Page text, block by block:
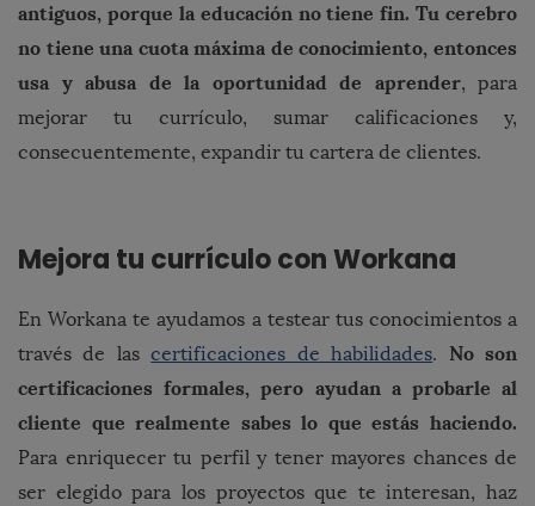
antiguos, porque la educación no tiene fin. Tu cerebro
no tiene una cuota máxima de conocimiento, entonces
usa y abusa de la oportunidad de aprender, para
mejorar tu currículo, sumar calificaciones y,
consecuentemente, expandir tu cartera de clientes.
Mejora tu currículo con Workana
En Workana te ayudamos a testear tus conocimientos a
través de lascertificaciones de habilidades. No son
certificaciones formales, pero ayudan a probarle al
cliente que realmente sabes lo que estás haciendo.
Para enriquecer tu perfil y tener mayores chances de
ser elegido para los proyectos que te interesan, haz